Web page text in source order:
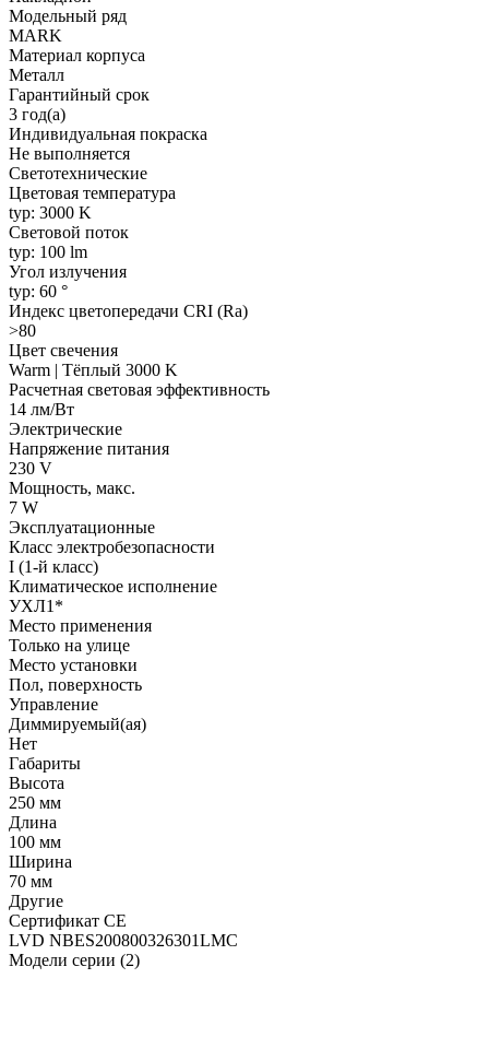
Модельный ряд
MARK
Материал корпуса
Металл
Гарантийный срок
3 год(а)
Индивидуальная покраска
Не выполняется
Светотехнические
Цветовая температура
typ: 3000 K
Световой поток
typ: 100 lm
Угол излучения
typ: 60 °
Индекс цветопередачи CRI (Ra)
>80
Цвет свечения
Warm | Тёплый 3000 K
Расчетная световая эффективность
14 лм/Вт
Электрические
Напряжение питания
230 V
Мощность, макс.
7 W
Эксплуатационные
Класс электробезопасности
I (1-й класс)
Климатическое исполнение
УХЛ1*
Место применения
Только на улице
Место установки
Пол, поверхность
Управление
Диммируемый(ая)
Нет
Габариты
Высота
250 мм
Длина
100 мм
Ширина
70 мм
Другие
Сертификат CE
LVD NBES200800326301LMC
Модели серии (2)